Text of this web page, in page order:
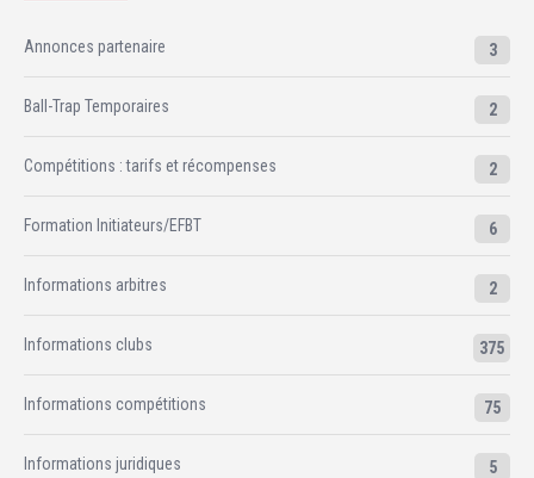
Annonces partenaire 3
Ball-Trap Temporaires 2
Compétitions : tarifs et récompenses 2
Formation Initiateurs/EFBT 6
Informations arbitres 2
Informations clubs 375
Informations compétitions 75
Informations juridiques 5